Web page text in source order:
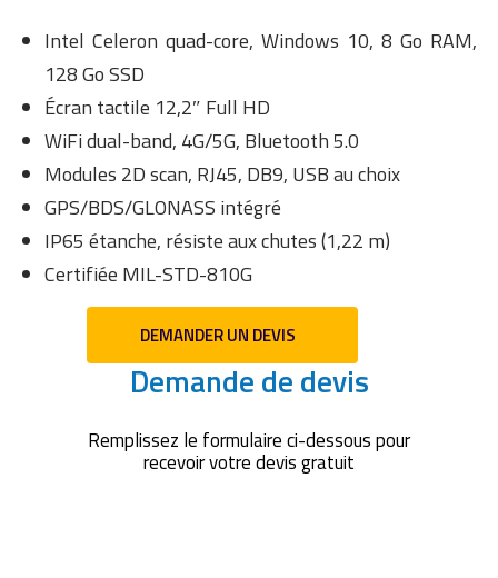
Intel Celeron quad-core, Windows 10, 8 Go RAM,
128 Go SSD
Écran tactile 12,2″ Full HD
WiFi dual-band, 4G/5G, Bluetooth 5.0
Modules 2D scan, RJ45, DB9, USB au choix
GPS/BDS/GLONASS intégré
IP65 étanche, résiste aux chutes (1,22 m)
Certifiée MIL-STD-810G
DEMANDER UN DEVIS
Demande de devis
Remplissez le formulaire ci-dessous pour
recevoir votre devis gratuit